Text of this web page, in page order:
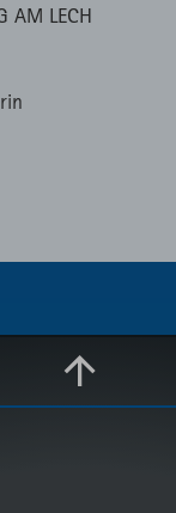
AM LECH